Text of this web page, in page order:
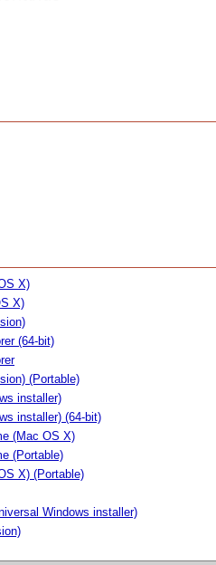
X)
X)
(64-bit)
(Portable)
installer)
installer) (64-bit)
(Mac OS X)
(Portable)
X) (Portable)
Windows installer)